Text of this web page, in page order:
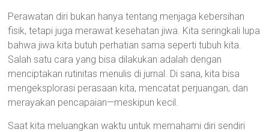
Perawatan diri bukan hanya tentang menjaga kebersihan
fisik, tetapi juga merawat kesehatan jiwa. Kita seringkali lupa
bahwa jiwa kita butuh perhatian sama seperti tubuh kita.
Salah satu cara yang bisa dilakukan adalah dengan
menciptakan rutinitas menulis di jurnal. Di sana, kita bisa
mengeksplorasi perasaan kita, mencatat perjuangan, dan
merayakan pencapaian—meskipun kecil.
Saat kita meluangkan waktu untuk memahami diri sendiri